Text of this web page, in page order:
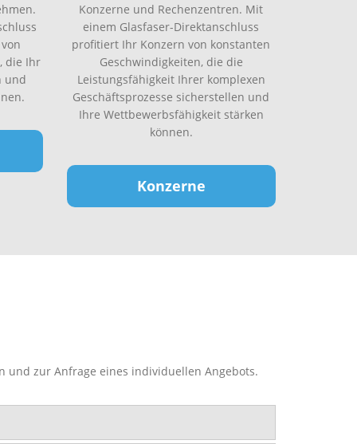
die Ihr
und
Konzerne und Rechenzentren. Mit
einem Glasfaser-Direktanschluss
profitiert Ihr Konzern von konstanten
Geschwindigkeiten, die die
Leistungsfähigkeit Ihrer komplexen
Geschäftsprozesse sicherstellen und
Ihre Wettbewerbsfähigkeit stärken
können.
Konzerne
und zur Anfrage eines individuellen Angebots.